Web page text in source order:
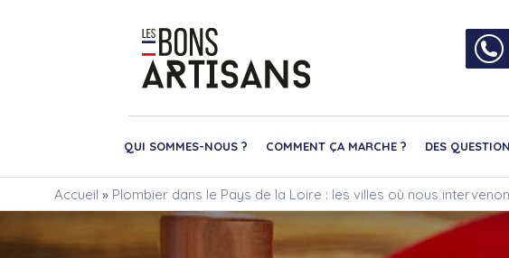
QUI SOMMES-NOUS ? COMMENT ÇA MARCHE ? DES
Accueil » Plombier dans le Pays de la Loire : les villes où nous